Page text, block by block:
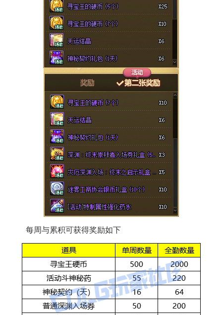
每周与累积可获得奖励如下